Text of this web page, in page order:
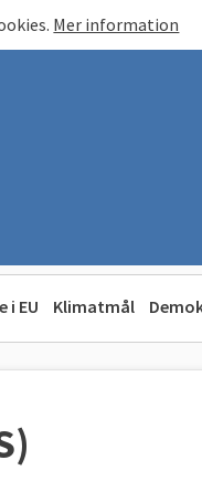
Mer information
i EU Klimatmål